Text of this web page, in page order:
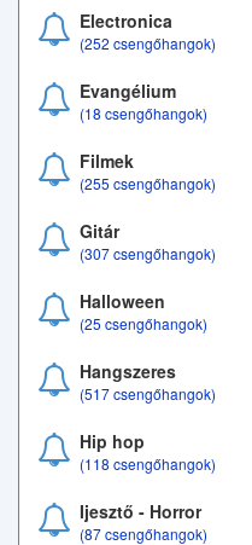
Electronica
(252 csengőhangok)
Evangélium
(18 csengőhangok)
Filmek
(255 csengőhangok)
Gitár
(307 csengőhangok)
Halloween
(25 csengőhangok)
Hangszeres
(517 csengőhangok)
Hip hop
(118 csengőhangok)
Ijesztő - Horror
(87 csengőhangok)